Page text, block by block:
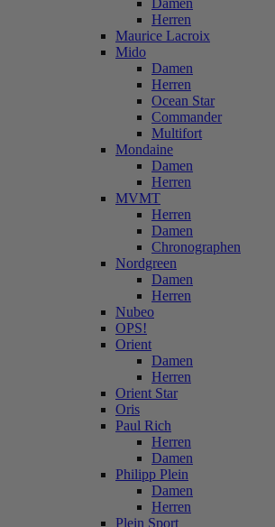
Damen
Herren
Maurice Lacroix
Mido
Damen
Herren
Ocean Star
Commander
Multifort
Mondaine
Damen
Herren
MVMT
Herren
Damen
Chronographen
Nordgreen
Damen
Herren
Nubeo
OPS!
Orient
Damen
Herren
Orient Star
Oris
Paul Rich
Herren
Damen
Philipp Plein
Damen
Herren
Plein Sport